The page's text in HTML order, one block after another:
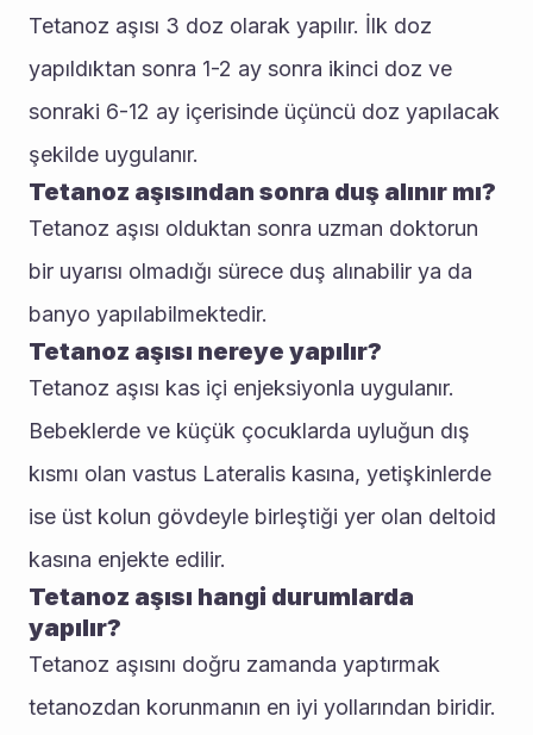
Tetanoz aşısı 3 doz olarak yapılır. İlk doz
yapıldıktan sonra 1-2 ay sonra ikinci doz ve
sonraki 6-12 ay içerisinde üçüncü doz yapılacak
şekilde uygulanır.
Tetanoz aşısından sonra duş alınır mı?
Tetanoz aşısı olduktan sonra uzman doktorun
bir uyarısı olmadığı sürece duş alınabilir ya da
banyo yapılabilmektedir.
Tetanoz aşısı nereye yapılır?
Tetanoz aşısı kas içi enjeksiyonla uygulanır.
Bebeklerde ve küçük çocuklarda uyluğun dış
kısmı olan vastus Lateralis kasına, yetişkinlerde
ise üst kolun gövdeyle birleştiği yer olan deltoid
kasına enjekte edilir.
Tetanoz aşısı hangi durumlarda
yapılır?
Tetanoz aşısını doğru zamanda yaptırmak
tetanozdan korunmanın en iyi yollarından biridir.